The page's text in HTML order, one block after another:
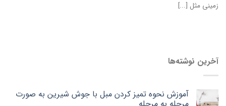
زمینی مثل [...]
آخرین نوشته‌ها
آموزش نحوه تمیز کردن مبل با جوش شیرین به صورت